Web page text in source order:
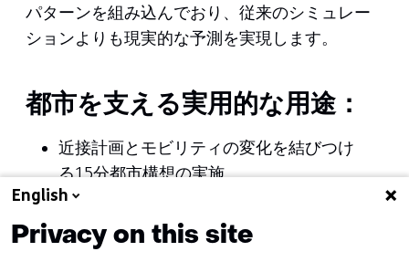
パターンを組み込んでおり、従来のシミュレー
ションよりも現実的な予測を実現します。
都市を支える実用的な用途：
近接計画とモビリティの変化を結びつけ
る15分都市構想の実施
完全なアクセシビリティを維持したコス
ト最適化
English
Privacy on this site